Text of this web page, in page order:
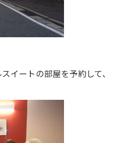
イートの部屋を予約して、